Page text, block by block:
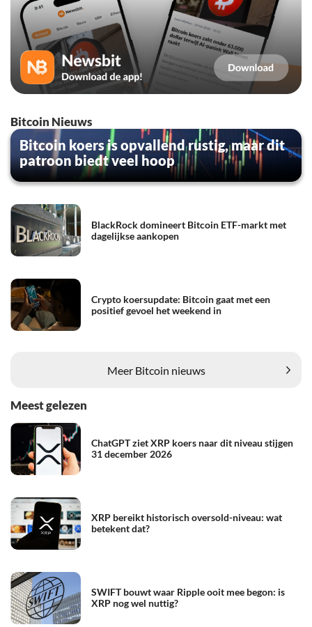
Bitcoin Nieuws
Bitcoin koers is opvallend rustig, maar dit
patroon biedt veel hoop
BlackRock domineert Bitcoin ETF-markt met
dagelijkse aankopen
Crypto koersupdate: Bitcoin gaat met een
positief gevoel het weekend in
Meer Bitcoin nieuws
Meest gelezen
ChatGPT ziet XRP koers naar dit niveau stijgen
31 december 2026
XRP bereikt historisch oversold-niveau: wat
betekent dat?
SWIFT bouwt waar Ripple ooit mee begon: is
XRP nog wel nuttig?